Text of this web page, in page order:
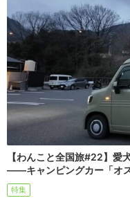
【わんこと全国旅#22】愛
――キャンピングカー「オ
特集